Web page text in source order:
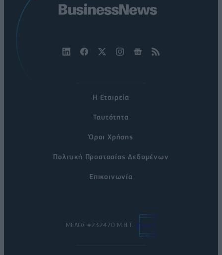
Η Εταιρεία
Ταυτότητα
Όροι Χρήσης
Πολιτική Προστασίας Δεδομένων
Επικοινωνία
ΜΕΛΟΣ #232470 Μ.Η.Τ.